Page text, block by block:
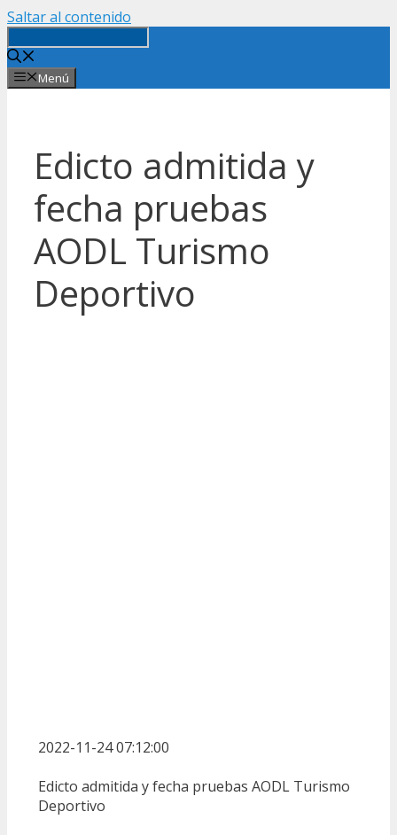
Saltar al contenido
Menú
Edicto admitida y
fecha pruebas
AODL Turismo
Deportivo
2022-11-24 07:12:00
Edicto admitida y fecha pruebas AODL Turismo
Deportivo